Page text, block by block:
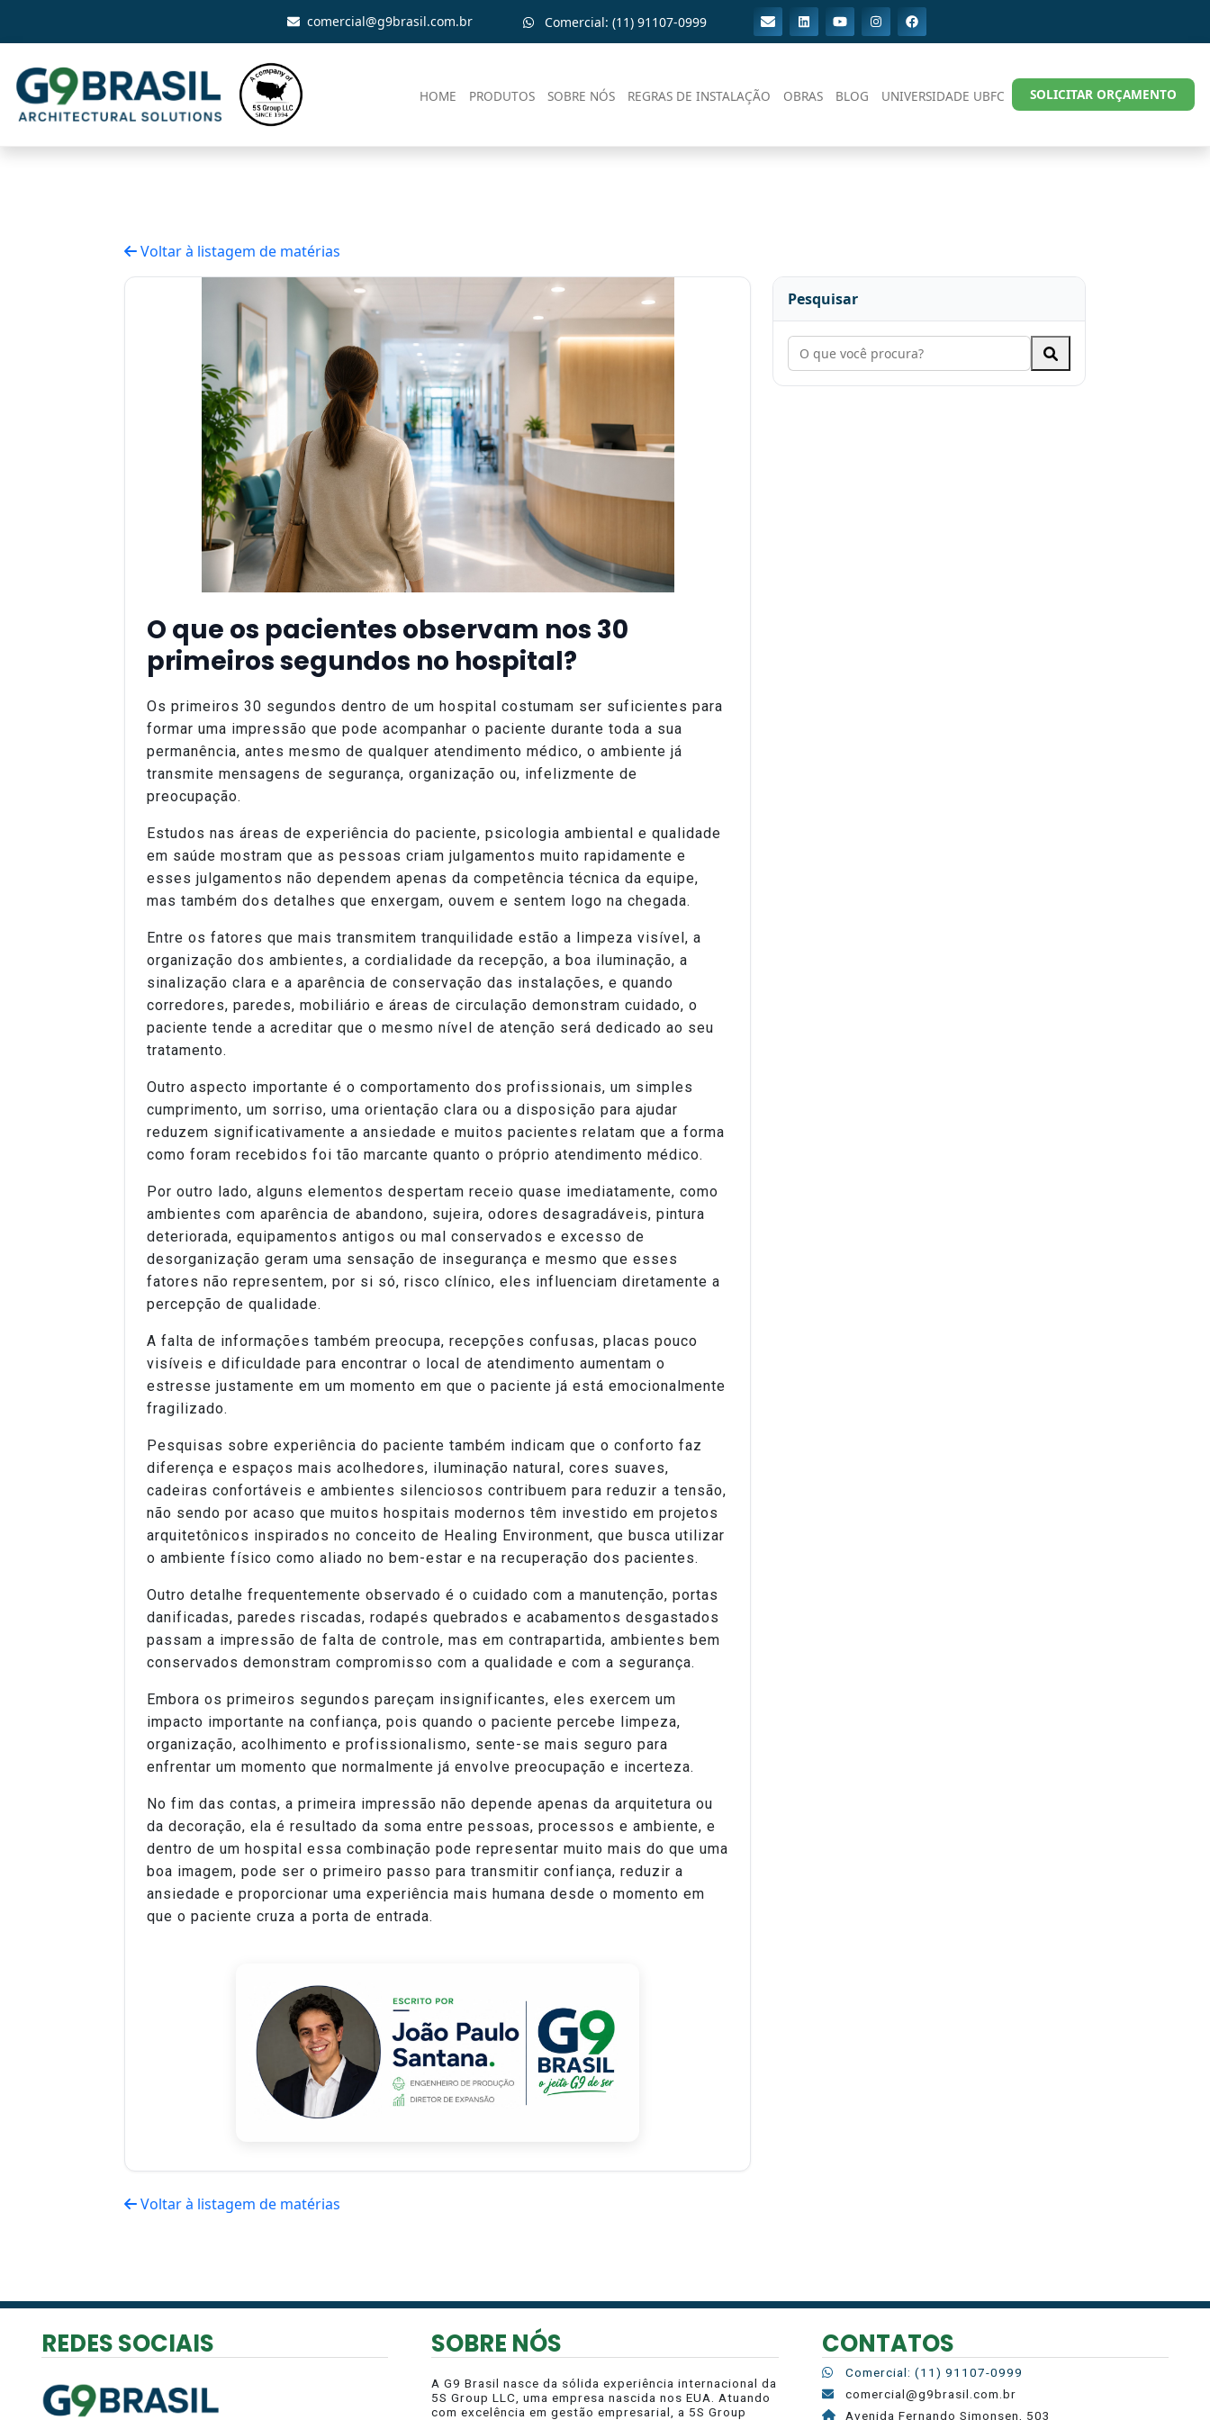
comercial@g9brasil.com.br Comercial: (11) 91107-0999
HOME PRODUTOS SOBRE NÓS REGRAS DE INSTALAÇÃO OBRAS BLOG UNIVERSIDADE UBFC SOLICITAR ORÇAMENTO
Voltar à listagem de matérias
O que os pacientes observam nos 30
primeiros segundos no hospital?
Os primeiros 30 segundos dentro de um hospital costumam ser suficientes para
formar uma impressão que pode acompanhar o paciente durante toda a sua
permanência, antes mesmo de qualquer atendimento médico, o ambiente já
transmite mensagens de segurança, organização ou, infelizmente de
preocupação.
Estudos nas áreas de experiência do paciente, psicologia ambiental e qualidade
em saúde mostram que as pessoas criam julgamentos muito rapidamente e
esses julgamentos não dependem apenas da competência técnica da equipe,
mas também dos detalhes que enxergam, ouvem e sentem logo na chegada.
Entre os fatores que mais transmitem tranquilidade estão a limpeza visível, a
organização dos ambientes, a cordialidade da recepção, a boa iluminação, a
sinalização clara e a aparência de conservação das instalações, e quando
corredores, paredes, mobiliário e áreas de circulação demonstram cuidado, o
paciente tende a acreditar que o mesmo nível de atenção será dedicado ao seu
tratamento.
Outro aspecto importante é o comportamento dos profissionais, um simples
cumprimento, um sorriso, uma orientação clara ou a disposição para ajudar
reduzem significativamente a ansiedade e muitos pacientes relatam que a forma
como foram recebidos foi tão marcante quanto o próprio atendimento médico.
Por outro lado, alguns elementos despertam receio quase imediatamente, como
ambientes com aparência de abandono, sujeira, odores desagradáveis, pintura
deteriorada, equipamentos antigos ou mal conservados e excesso de
desorganização geram uma sensação de insegurança e mesmo que esses
fatores não representem, por si só, risco clínico, eles influenciam diretamente a
percepção de qualidade.
A falta de informações também preocupa, recepções confusas, placas pouco
visíveis e dificuldade para encontrar o local de atendimento aumentam o
estresse justamente em um momento em que o paciente já está emocionalmente
fragilizado.
Pesquisas sobre experiência do paciente também indicam que o conforto faz
diferença e espaços mais acolhedores, iluminação natural, cores suaves,
cadeiras confortáveis e ambientes silenciosos contribuem para reduzir a tensão,
não sendo por acaso que muitos hospitais modernos têm investido em projetos
arquitetônicos inspirados no conceito de Healing Environment, que busca utilizar
o ambiente físico como aliado no bem-estar e na recuperação dos pacientes.
Outro detalhe frequentemente observado é o cuidado com a manutenção, portas
danificadas, paredes riscadas, rodapés quebrados e acabamentos desgastados
passam a impressão de falta de controle, mas em contrapartida, ambientes bem
conservados demonstram compromisso com a qualidade e com a segurança.
Embora os primeiros segundos pareçam insignificantes, eles exercem um
impacto importante na confiança, pois quando o paciente percebe limpeza,
organização, acolhimento e profissionalismo, sente-se mais seguro para
enfrentar um momento que normalmente já envolve preocupação e incerteza.
No fim das contas, a primeira impressão não depende apenas da arquitetura ou
da decoração, ela é resultado da soma entre pessoas, processos e ambiente, e
dentro de um hospital essa combinação pode representar muito mais do que uma
boa imagem, pode ser o primeiro passo para transmitir confiança, reduzir a
ansiedade e proporcionar uma experiência mais humana desde o momento em
que o paciente cruza a porta de entrada.
Voltar à listagem de matérias
Pesquisar
REDES SOCIAIS SOBRE NÓS
A G9 Brasil nasce da sólida experiência internacional da
5S Group LLC, uma empresa nascida nos EUA. Atuando
com excelência em gestão empresarial, a 5S Group
CONTATOS
Comercial: (11) 91107-0999
comercial@g9brasil.com.br
Avenida Fernando Simonsen, 503